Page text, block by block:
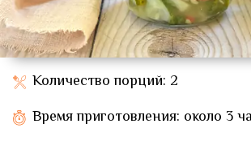
Количество порций: 2
Время приготовления: около 3